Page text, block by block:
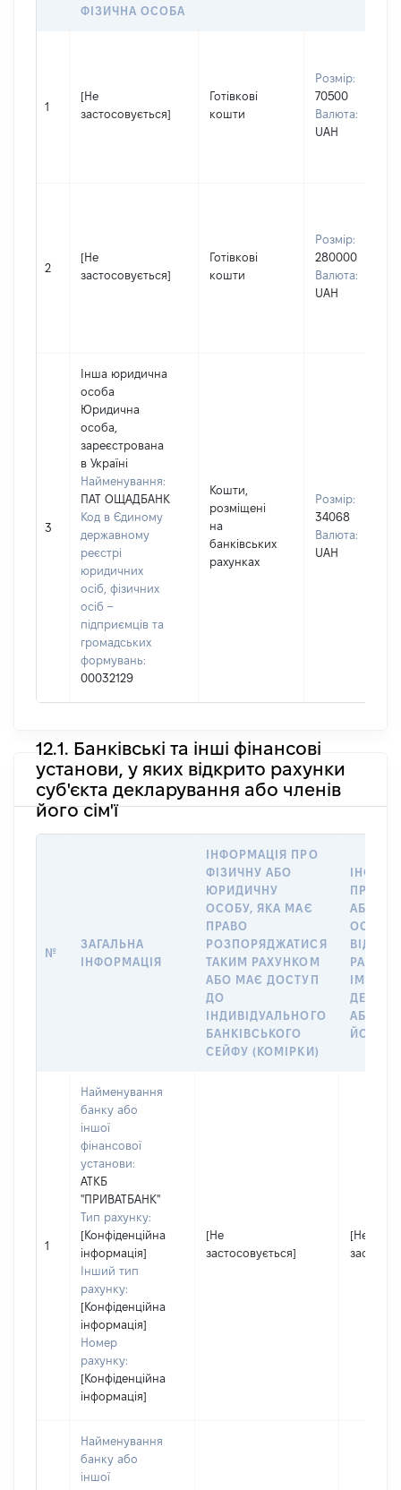
ФІЗИЧНА ОСОБА
1
[Не
застосовується]
Готівкові
кошти
Розмір:
70500
Валюта:
UAH
2
[Не
застосовується]
Готівкові
кошти
Розмір:
280000
Валюта:
UAH
3
Інша юридична
особа
Юридична
особа,
зареєстрована
в Україні
Найменування:
ПАТ ОЩАДБАНК
Код в Єдиному
державному
реєстрі
юридичних
осіб, фізичних
осіб –
підприємців та
громадських
формувань:
00032129
Кошти,
розміщені
на
банківських
рахунках
Розмір:
34068
Валюта:
UAH
12.1. Банківські та інші фінансові
установи, у яких відкрито рахунки
суб'єкта декларування або членів
його сім'ї
№
ЗАГАЛЬНА
ІНФОРМАЦІЯ
ІНФОРМАЦІЯ ПРО
ФІЗИЧНУ АБО
ЮРИДИЧНУ
ОСОБУ, ЯКА МАЄ
ПРАВО
РОЗПОРЯДЖАТИСЯ
ТАКИМ РАХУНКОМ
АБО МАЄ ДОСТУП
ДО
ІНДИВІДУАЛЬНОГО
БАНКІВСЬКОГО
СЕЙФУ (КОМІРКИ)
ПРО
АБО
ОСОБУ,
ІМ’Я
АБО
ЙОГО
1
Найменування
банку або
іншої
фінансової
установи:
АТКБ
"ПРИВАТБАНК"
Тип рахунку:
[Конфіденційна
інформація]
Інший тип
рахунку:
[Конфіденційна
інформація]
Номер
рахунку:
[Конфіденційна
інформація]
[Не
застосовується]
[Не
Найменування
банку або
іншої